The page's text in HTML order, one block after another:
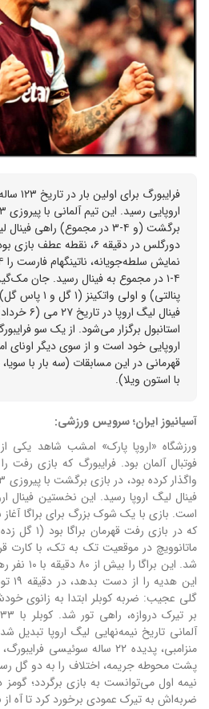
برگشت (و ۴-۳ در مجموع) راهی
دورگلس در دقیقه ۶، نقطه
پنالتی) و اولی
فینال لیگ
استانبول برگزار می‌شود. از یک سو
اروپایی خود است و از سوی دیگر اونای
قهرمانی در این مسابقات (سه بار با
با استون ویلا).
آسیانیوز ایران؛ سرویس ورزشی:
ورزشگاه «اروپا پارک» امشب شاهد یکی
فینال لیگ اروپا رسید. این نخستین فینال
است.
ماتانوویچ در موقعیت تک به تک، با کارت
شد. این
این
گلی عجیب: ضربه کوبلر ابتدا به زانوی
آلمانی تاریخ نیمه‌نهایی لیگ اروپا تبدیل
منزامبی، پدیده ۲۲ ساله سوئیسی
پشت محوطه جریمه، اختلاف را به دو گل
نیمه اول می‌توانست به بازی برگردد؛ گومز
ضربه‌اش به تیرک عمودی برخورد کرد تا آه از